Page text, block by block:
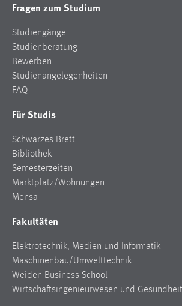
Fragen zum Studium
Studiengänge
Studienberatung
Bewerben
Studienangelegenheiten
FAQ
Für Studis
Schwarzes Brett
Bibliothek
Semesterzeiten
Marktplatz/Wohnungen
Mensa
Fakultäten
Elektrotechnik, Medien und Informatik
Maschinenbau/Umwelttechnik
Weiden Business School
Wirtschaftsingenieurwesen und Gesundheit